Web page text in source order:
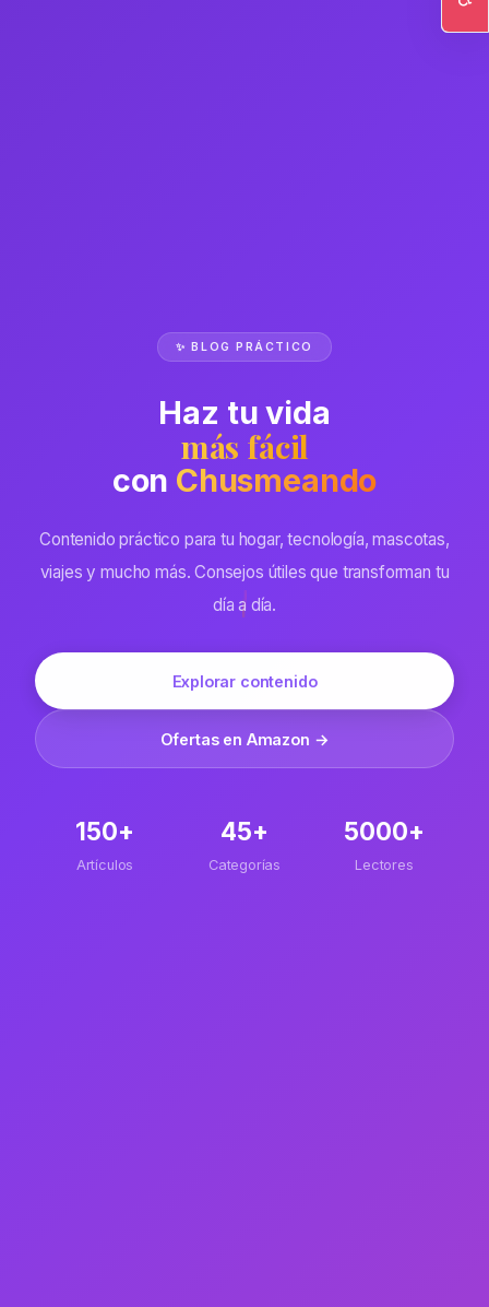
✨ BLOG PRÁCTICO
Haz tu vida
más fácil
con Chusmeando
Contenido práctico para tu hogar, tecnología, mascotas,
viajes y mucho más. Consejos útiles que transforman tu
día a día.
Explorar contenido
Ofertas en Amazon →
150+
Artículos
45+
Categorías
5000+
Lectores